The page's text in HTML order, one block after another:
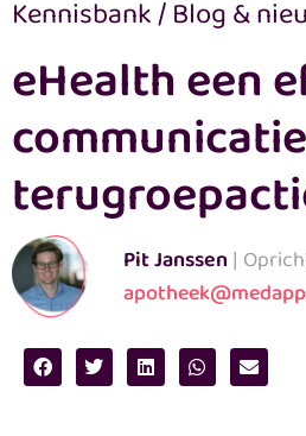
Kennisbank/Blog &
eHealth een
Pit Janssen |